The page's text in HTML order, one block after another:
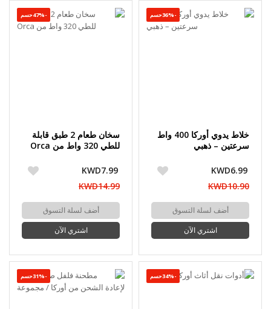
-36%حسم
خلاط يدوي أوركا 400 واط
سرعتين – ذهبي
KWD6.99
KWD10.90
أضف لسلة التسوق
اشتري الآن
-47%حسم
سخان طعام 2 طبق قابلة
للطي 320 واط من Orca
KWD7.99
KWD14.99
أضف لسلة التسوق
اشتري الآن
-34%حسم -31%حسم